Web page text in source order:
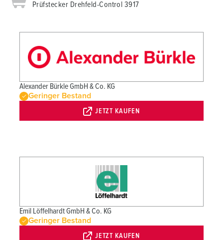
Prüfstecker Drehfeld-Control 3917
Alexander Bürkle GmbH & Co. KG
Geringer Bestand
JETZT KAUFEN
Emil Löffelhardt GmbH & Co. KG
Geringer Bestand
JETZT KAUFEN